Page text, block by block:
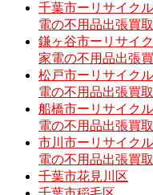
千葉市ーリサイク
電の不用品出張買取
鎌ヶ谷市ーリサイ
家電の不用品出張
松戸市ーリサイク
電の不用品出張買取
船橋市ーリサイク
電の不用品出張買取
市川市ーリサイク
電の不用品出張買取
千葉市花見川区